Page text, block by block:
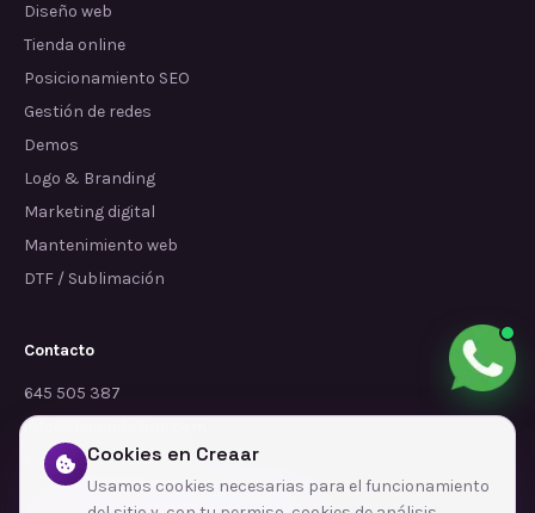
Diseño web
Tienda online
Posicionamiento SEO
Gestión de redes
Demos
Logo & Branding
Marketing digital
Mantenimiento web
DTF / Sublimación
Contacto
645 505 387
info@dependalium.com
Mataró (Barcelona)
Cookies en Creaar
Usamos cookies necesarias para el funcionamiento